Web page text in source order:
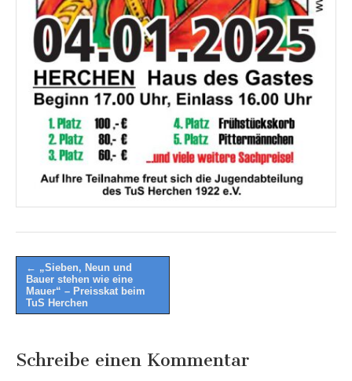
Post
navigation
← „Sieben, Neun und
Bauer stehen wie eine
Mauer“ – Preisskat beim
TuS Herchen
Schreibe einen Kommentar